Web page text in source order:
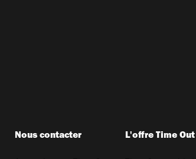
Nous contacter L'offre Time Out